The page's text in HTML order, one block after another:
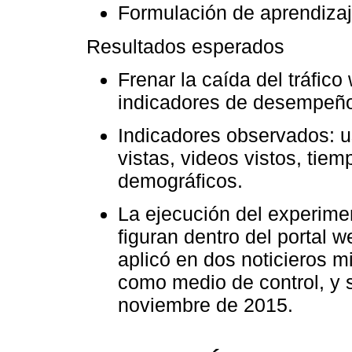
Formulación de
Resultados esperados
Frenar la caída del tráfico
indicadores de
Indicadores observados:
vistas, videos vistos,
demográficos.
La ejecución del
figuran dentro del portal
aplicó en dos noticieros
como medio de control, y
noviembre de 2015.